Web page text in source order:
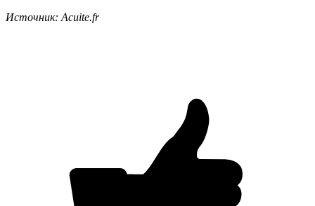
Источник: Acuite.fr